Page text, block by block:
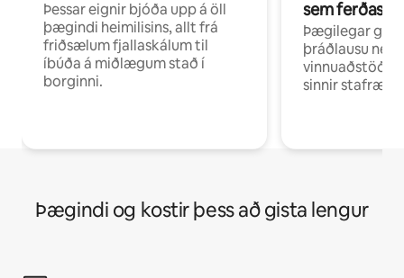
Þessar eignir bjóða upp á öll
þægindi heimilisins, allt frá
friðsælum fjallaskálum til
íbúða á miðlægum stað í
borginni.
sem ferðast
Þægilegar
þráðlausu neti
vinnuaðstöðu
sinnir
Þægindi og kostir þess að gista lengur